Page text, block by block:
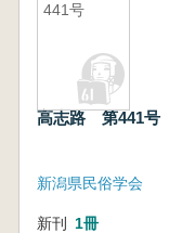
441号
高志路 第441号
新潟県民俗学会
新刊 1冊